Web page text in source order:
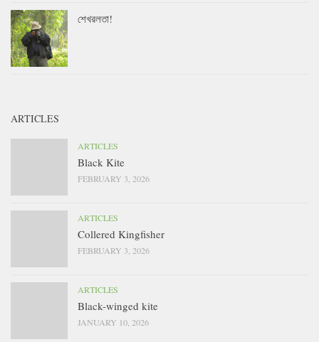
শেখরলতা!
ARTICLES
ARTICLES
Black Kite
FEBRUARY 3, 2026
ARTICLES
Collered Kingfisher
FEBRUARY 3, 2026
ARTICLES
Black-winged kite
JANUARY 10, 2026